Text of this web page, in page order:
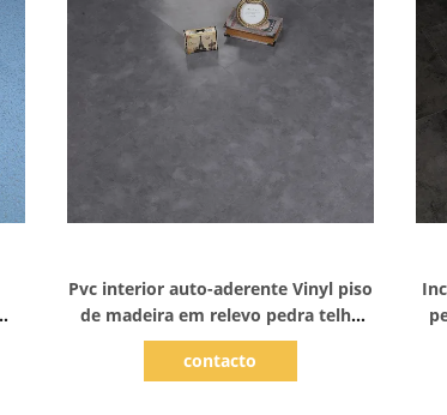
Pvc interior auto-aderente Vinyl piso
de madeira em relevo pedra telha
carvalho
contacto